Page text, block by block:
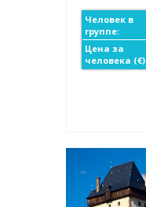
Человек в
группе:
Цена за
человека (€)